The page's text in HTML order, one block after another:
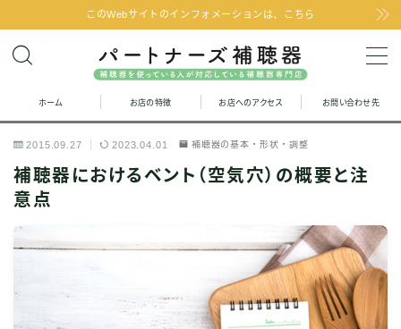
このWebサイトのインフォメーションは、こちら
MENU
お問い合わせ
お店の特徴
お客様の声
ホーム お店の特徴 お店へのアクセス お問い合わせ先
2015.09.27 2023.04.01 補聴器の基本・形状・調整
補聴器におけるベント（空気穴）の概要と注
意点